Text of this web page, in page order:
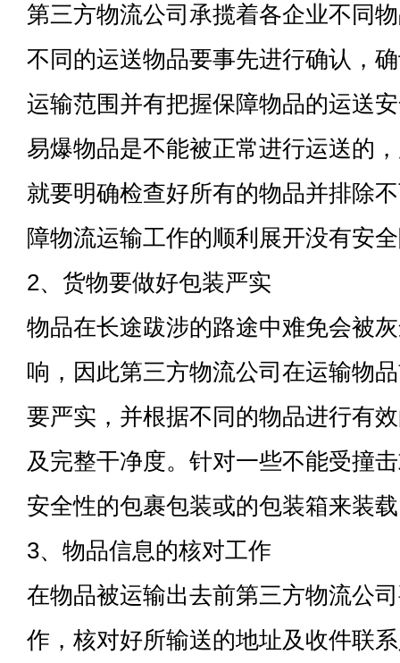
第三方物流公司承揽着各企业不同
不同的运送物品要事先进行确认，
运输范围并有把握保障物品的运送
易爆物品是不能被正常进行运送的
就要明确检查好所有的物品并排除
障物流运输工作的顺利展开没有安
2、货物要做好包装严实
物品在长途跋涉的路途中难免会被
响，因此第三方物流公司在运输物
要严实，并根据不同的物品进行有
及完整干净度。针对一些不能受撞
安全性的包裹包装或的包装箱来装
3、物品信息的核对工作
在物品被运输出去前第三方物流公
作，核对好所输送的地址及收件联